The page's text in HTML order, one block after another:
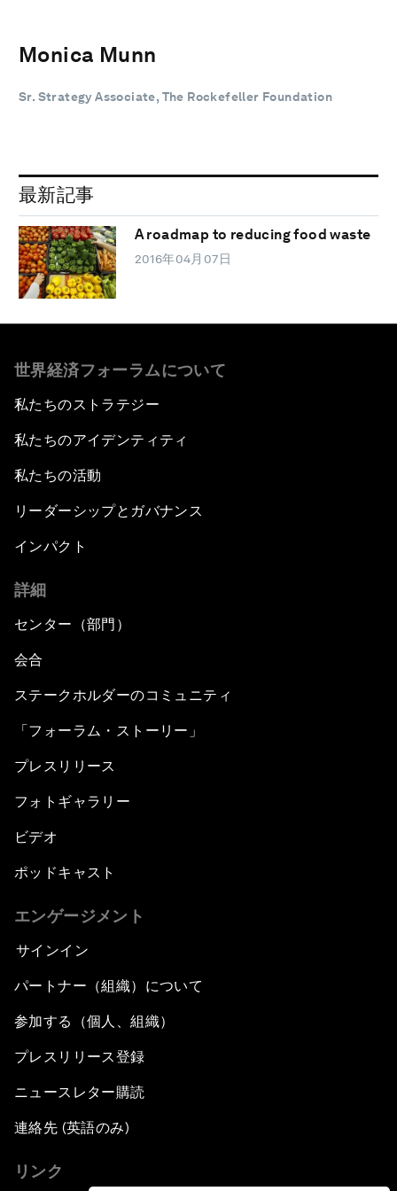
Monica Munn
Sr. Strategy Associate, The Rockefeller Foundation
最新記事
A roadmap to reducing food waste
2016年04月07日
世界経済フォーラムについて
私たちのストラテジー
私たちのアイデンティティ
私たちの活動
リーダーシップとガバナンス
インパクト
詳細
センター（部門）
会合
ステークホルダーのコミュニティ
「フォーラム・ストーリー」
プレスリリース
フォトギャラリー
ビデオ
ポッドキャスト
エンゲージメント
サインイン
パートナー（組織）について
参加する（個人、組織）
プレスリリース登録
ニュースレター購読
連絡先 (英語のみ)
リンク